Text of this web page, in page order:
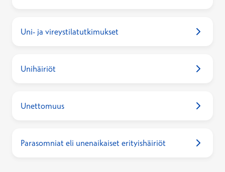
Uni- ja vireystilatutkimukset
Unihäiriöt
Unettomuus
Parasomniat eli unenaikaiset erityishäiriöt